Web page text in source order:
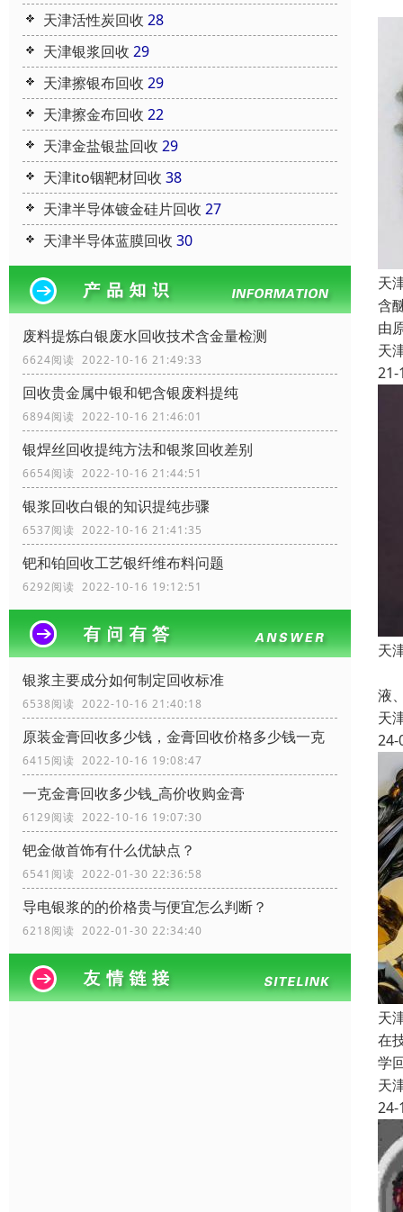
天津活性炭回收 28
天津银浆回收 29
天津擦银布回收 29
天津擦金布回收 22
天津金盐银盐回收 29
天津ito铟靶材回收 38
天津半导体镀金硅片回收 27
天津半导体蓝膜回收 30
废料提炼白银废水回收技术含金量检测
6624阅读 2022-10-16 21:49:33
回收贵金属中银和钯含银废料提纯
6894阅读 2022-10-16 21:46:01
银焊丝回收提纯方法和银浆回收差别
6654阅读 2022-10-16 21:44:51
银浆回收白银的知识提纯步骤
6537阅读 2022-10-16 21:41:35
钯和铂回收工艺银纤维布料问题
6292阅读 2022-10-16 19:12:51
银浆主要成分如何制定回收标准
6538阅读 2022-10-16 21:40:18
原装金膏回收多少钱，金膏回收价格多少钱一克
6415阅读 2022-10-16 19:08:47
一克金膏回收多少钱_高价收购金膏
6129阅读 2022-10-16 19:07:30
钯金做首饰有什么优缺点？
6541阅读 2022-01-30 22:36:58
导电银浆的的价格贵与便宜怎么判断？
6218阅读 2022-01-30 22:34:40
天
含
由
天
21-
天
液
天
24-
天
在
学
天
24-